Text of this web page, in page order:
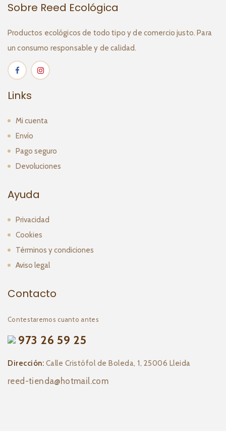
Sobre Reed Ecológica
Productos ecológicos de todo tipo y de comercio justo. Para
un consumo responsable y de calidad.
Links
Mi cuenta
Envío
Pago seguro
Devoluciones
Ayuda
Privacidad
Cookies
Términos y condiciones
Aviso legal
Contacto
Contestaremos cuanto antes
973 26 59 25
Dirección: Calle Cristófol de Boleda, 1, 25006 Lleida
reed-tienda@hotmail.com